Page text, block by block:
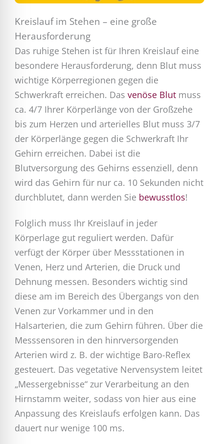
Kreislauf im Stehen – eine große
Herausforderung
Das ruhige Stehen ist für Ihren Kreislauf eine
besondere Herausforderung, denn Blut muss
wichtige Körperregionen gegen die
Schwerkraft erreichen. Das venöse Blut muss
ca. 4/7 Ihrer Körperlänge von der Großzehe
bis zum Herzen und arterielles Blut muss 3/7
der Körperlänge gegen die Schwerkraft Ihr
Gehirn erreichen. Dabei ist die
Blutversorgung des Gehirns essenziell, denn
wird das Gehirn für nur ca. 10 Sekunden nicht
durchblutet, dann werden Sie bewusstlos!
Folglich muss Ihr Kreislauf in jeder
Körperlage gut reguliert werden. Dafür
verfügt der Körper über Messstationen in
Venen, Herz und Arterien, die Druck und
Dehnung messen. Besonders wichtig sind
diese am im Bereich des Übergangs von den
Venen zur Vorkammer und in den
Halsarterien, die zum Gehirn führen. Über die
Messsensoren in den hinrversorgenden
Arterien wird z. B. der wichtige Baro-Reflex
gesteuert. Das vegetative Nervensystem leitet
„Messergebnisse“ zur Verarbeitung an den
Hirnstamm weiter, sodass von hier aus eine
Anpassung des Kreislaufs erfolgen kann. Das
dauert nur wenige 100 ms.